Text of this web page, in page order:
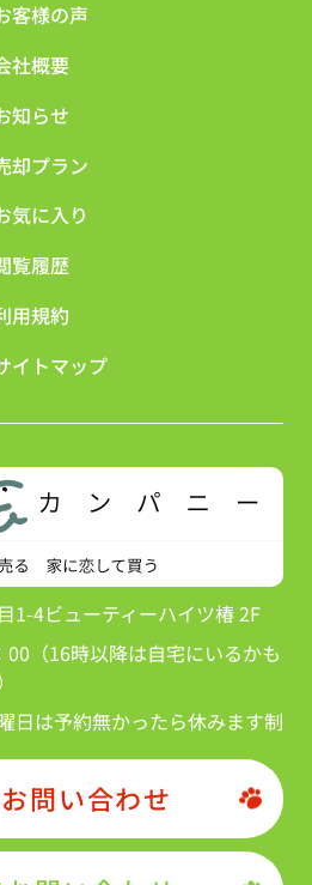
客様の声
社概要
知らせ
却プラン
気に入り
覧履歴
用規約
イトマップ
1-4ビューティーハイツ椿 2F
00（16時以降は自宅にいるかも
日は予約無かったら休みます制
問い合わせ